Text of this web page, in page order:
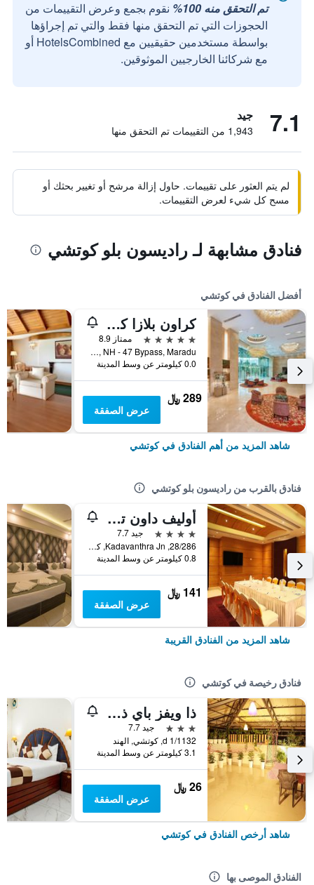
تم التحقق منه 100%
نقوم بجمع وعرض التقييمات من
الحجوزات التي تم التحقق منها فقط والتي تم إجراؤها
بواسطة مستخدمين حقيقيين مع HotelsCombined أو
مع شركائنا الخارجيين الموثوقين.
7.1 جيد
1,943 من التقييمات تم التحقق منها
لم يتم العثور على تقييمات. حاول إزالة مرشح أو تغيير بحثك أو
مسح كل شيء لعرض التقييمات.
فنادق مشابهة لـ راديسون بلو كوتشي
أفضل الفنادق في كوتشي
كراون بلازا كوتشي
5 نجوم
ممتاز 8.9
XI/641 A Kundanoor Junction, NH - 47 Bypass, Maradu, كوتشي, الهند
0.0 كيلومتر عن وسط المدينة
289 ﷼
عرض الصفقة
شاهد المزيد من أهم الفنادق في كوتشي
فنادق بالقرب من راديسون بلو كوتشي
أوليف داون تاون
4 نجوم
جيد 7.7
28/286, Kadavanthra Jn, كوتشي, الهند
0.8 كيلومتر عن وسط المدينة
141 ﷼
عرض الصفقة
شاهد المزيد من الفنادق القريبة
فنادق رخيصة في كوتشي
ذا ويفز باي ذا بيتش إن
3 نجوم
جيد 7.7
1/1132 d, كوتشي, الهند
3.1 كيلومتر عن وسط المدينة
26 ﷼
عرض الصفقة
شاهد أرخص الفنادق في كوتشي
الفنادق الموصى بها